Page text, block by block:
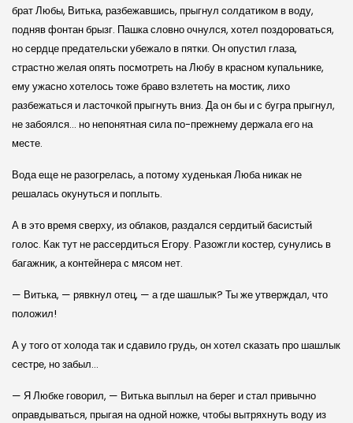
брат Любы, Витька, разбежавшись, прыгнул солдатиком в воду,
подняв фонтан брызг. Пашка словно очнулся, хотел поздороваться,
но сердце предательски убежало в пятки. Он опустил глаза,
страстно желая опять посмотреть на Любу в красном купальнике,
ему ужасно хотелось тоже браво взлететь на мостик, лихо
разбежаться и ласточкой прыгнуть вниз. Да он бы и с бугра прыгнул,
не забоялся… но непонятная сила по-прежнему держала его на
месте.
Вода еще не разогрелась, а потому худенькая Люба никак не
решалась окунуться и поплыть.
А в это время сверху, из облаков, раздался сердитый басистый
голос. Как тут не рассердиться Егору. Разожгли костер, сунулись в
багажник, а контейнера с мясом нет.
— Витька, — рявкнул отец, — а где шашлык? Ты же утверждал, что
положил!
А у того от холода так и сдавило грудь, он хотел сказать про шашлык
сестре, но забыл…
— Я Любке говорил, — Витька выплыл на берег и стал привычно
оправдываться, прыгая на одной ножке, чтобы вытряхнуть воду из